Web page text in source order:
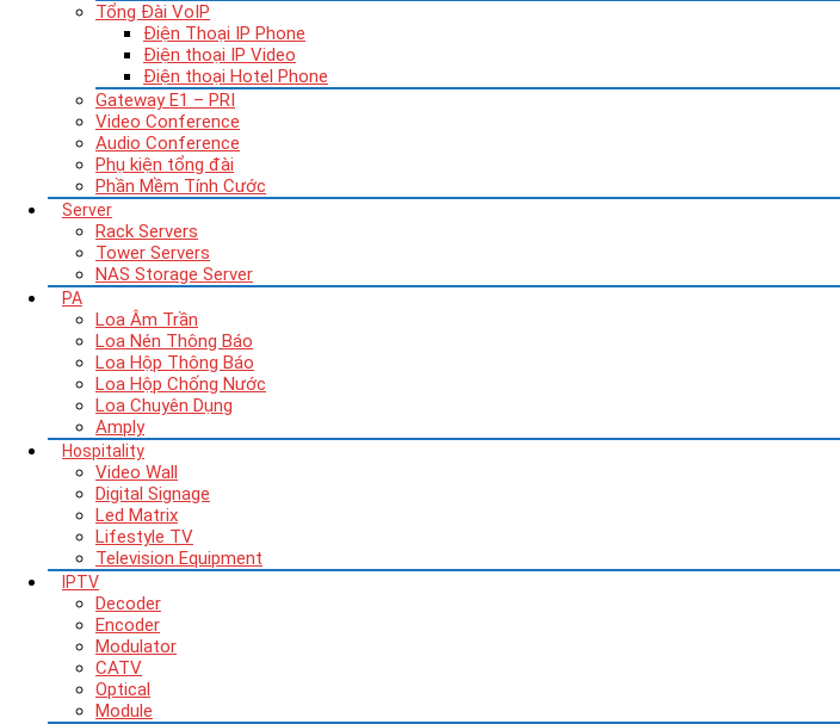
Tổng Đài VoIP
Điện Thoại IP Phone
Điện thoại IP Video
Điện thoại Hotel Phone
Gateway E1 – PRI
Video Conference
Audio Conference
Phụ kiện tổng đài
Phần Mềm Tính Cước
Server
Rack Servers
Tower Servers
NAS Storage Server
PA
Loa Âm Trần
Loa Nén Thông Báo
Loa Hộp Thông Báo
Loa Hộp Chống Nước
Loa Chuyên Dụng
Amply
Hospitality
Video Wall
Digital Signage
Led Matrix
Lifestyle TV
Television Equipment
IPTV
Decoder
Encoder
Modulator
CATV
Optical
Module